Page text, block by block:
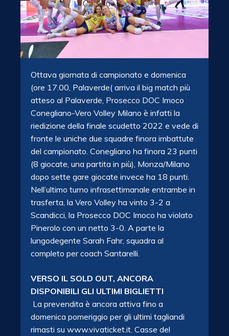
Ottava giornata di campionato e domenica
(ore 17.00, Palaverde( arriva il big match più
atteso al Palaverde, Prosecco DOC Imoco
Conegliano-Vero Volley Milano è infatti la
riedizione della finale scudetto 2022 e vede di
fronte le uniche due squadre finora imbattute
del campionato. Conegliano ha finora 23 punti
(8 giocate, una partita in più), Monza/Milano
dopo sette gare giocate invece ha 18 punti.
Nell’ultimo turno infrasettimanale entrambe in
trasferta, la Vero Volley ha vinto 3-2 a
Scandicci, la Prosecco DOC Imoco ha violato
Pinerolo con un netto 3-0. A parte la
lungodegente Sarah Fahr, squadra al
completo per coach Santarelli.
VERSO IL SOLD OUT, ANCORA
DISPONIBILI GLI ULTIMI BIGLIETTI
La prevendita è ancora attiva fino a
domenica pomeriggio per gli ultimi tagliandi
rimasti su www.vivaticket.it. Casse del